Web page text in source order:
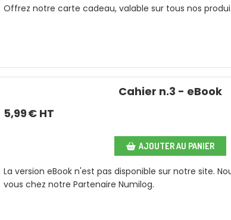
Offrez notre carte cadeau, valable sur tous nos
Cahier n.3 - eBook
La version eBook n'est pas disponible sur notre site.
vous chez notre Partenaire Numilog.
5,99€ HT
AJOUTER AU PANIER